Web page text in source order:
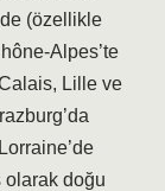
(özellikle
Alpes’te
Lille ve
olarak doğu